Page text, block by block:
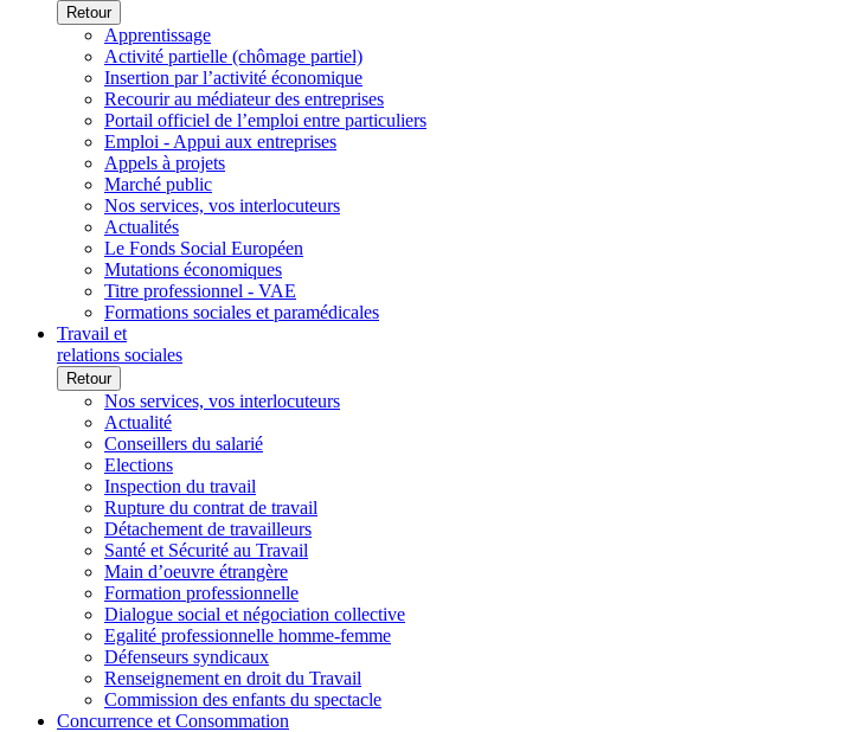
Retour
Apprentissage
Activité partielle (chômage partiel)
Insertion par l’activité économique
Recourir au médiateur des entreprises
Portail officiel de l’emploi entre particuliers
Emploi - Appui aux entreprises
Appels à projets
Marché public
Nos services, vos interlocuteurs
Actualités
Le Fonds Social Européen
Mutations économiques
Titre professionnel - VAE
Formations sociales et paramédicales
Travail et
relations sociales
Retour
Nos services, vos interlocuteurs
Actualité
Conseillers du salarié
Elections
Inspection du travail
Rupture du contrat de travail
Détachement de travailleurs
Santé et Sécurité au Travail
Main d’oeuvre étrangère
Formation professionnelle
Dialogue social et négociation collective
Egalité professionnelle homme-femme
Défenseurs syndicaux
Renseignement en droit du Travail
Commission des enfants du spectacle
Concurrence et Consommation